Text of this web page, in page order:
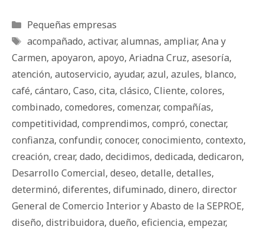
Categorías
Pequeñas empresas
Etiquetas
acompañado, activar, alumnas, ampliar, Ana y
Carmen, apoyaron, apoyo, Ariadna Cruz, asesoría,
atención, autoservicio, ayudar, azul, azules, blanco,
café, cántaro, Caso, cita, clásico, Cliente, colores,
combinado, comedores, comenzar, compañías,
competitividad, comprendimos, compró, conectar,
confianza, confundir, conocer, conocimiento, contexto,
creación, crear, dado, decidimos, dedicada, dedicaron,
Desarrollo Comercial, deseo, detalle, detalles,
determinó, diferentes, difuminado, dinero, director
General de Comercio Interior y Abasto de la SEPROE,
diseño, distribuidora, dueño, eficiencia, empezar,